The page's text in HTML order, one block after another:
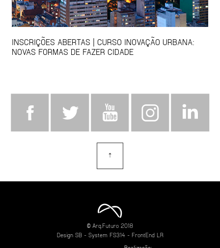
INSCRIÇÕES ABERTAS | CURSO INOVAÇÃO URBANA:
NOVAS FORMAS DE FAZER CIDADE
⇡
© Arq.Futuro 2018
Design SB- System FS314 - FrontEnd LR